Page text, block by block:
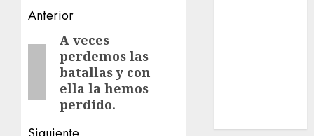
Navegación
de
entradas
Anterior
Entrada
anterior:
A veces
perdemos las
batallas y con
ella la hemos
perdido.